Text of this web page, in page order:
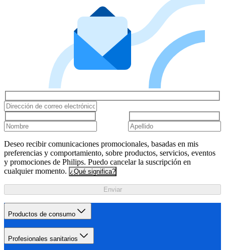
Deseo recibir comunicaciones promocionales, basadas en mis
preferencias y comportamiento, sobre productos, servicios, eventos
y promociones de Philips. Puedo cancelar la suscripción en
cualquier momento. ¿Qué significa?
Enviar
Productos de consumo
Profesionales sanitarios